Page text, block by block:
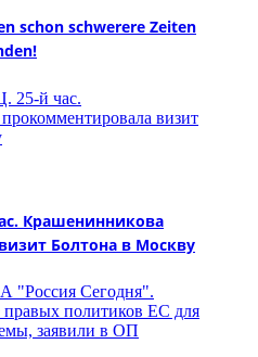
schon schwerere Zeiten
Крашенинникова
Болтона в Москву